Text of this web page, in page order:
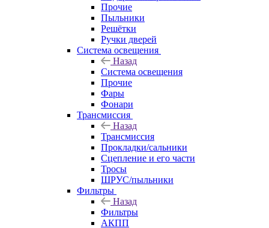
Прочие
Пыльники
Решётки
Ручки дверей
Система освещения
Назад
Система освещения
Прочие
Фары
Фонари
Трансмиссия
Назад
Трансмиссия
Прокладки/сальники
Сцепление и его части
Тросы
ШРУС/пыльники
Фильтры
Назад
Фильтры
АКПП